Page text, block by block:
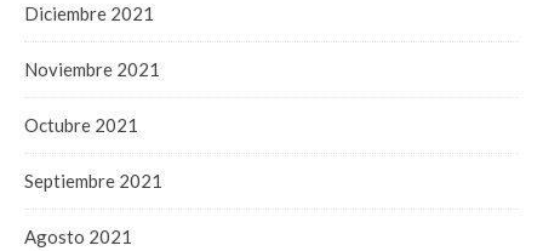
Diciembre 2021
Noviembre 2021
Octubre 2021
Septiembre 2021
Agosto 2021